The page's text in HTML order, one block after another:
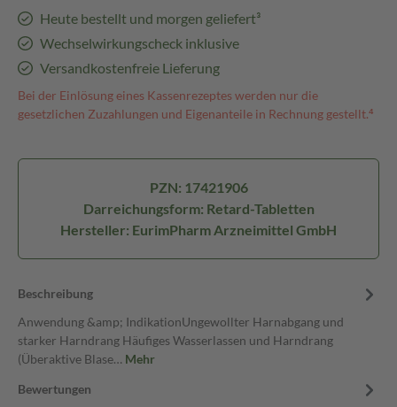
Heute bestellt und morgen geliefert³
Wechselwirkungscheck inklusive
Versandkostenfreie Lieferung
Bei der Einlösung eines Kassenrezeptes werden nur die
gesetzlichen Zuzahlungen und Eigenanteile in Rechnung gestellt.⁴
PZN: 17421906
Darreichungsform: Retard-Tabletten
Hersteller: EurimPharm Arzneimittel GmbH
Beschreibung
Anwendung &amp; IndikationUngewollter Harnabgang und
starker Harndrang Häufiges Wasserlassen und Harndrang
(Überaktive Blase… Mehr
Bewertungen